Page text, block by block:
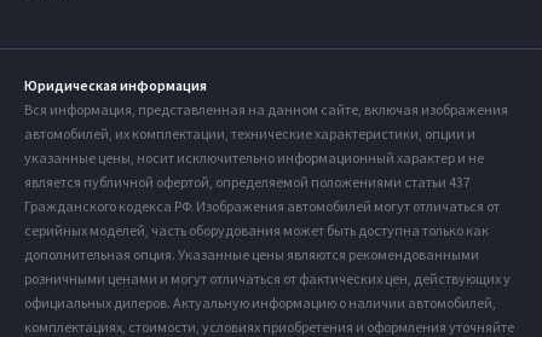
Юридическая информация
Вся информация, представленная на данном сайте, включая изображения
автомобилей, их комплектации, технические характеристики, опции и
указанные цены, носит исключительно информационный характер и не
является публичной офертой, определяемой положениями статьи 437
Гражданского кодекса РФ. Изображения автомобилей могут отличаться от
серийных моделей, часть оборудования может быть доступна только как
дополнительная опция. Указанные цены являются рекомендованными
розничными ценами и могут отличаться от фактических цен, действующих у
официальных дилеров. Актуальную информацию о наличии автомобилей,
комплектациях, стоимости, условиях приобретения и оформления уточняйте